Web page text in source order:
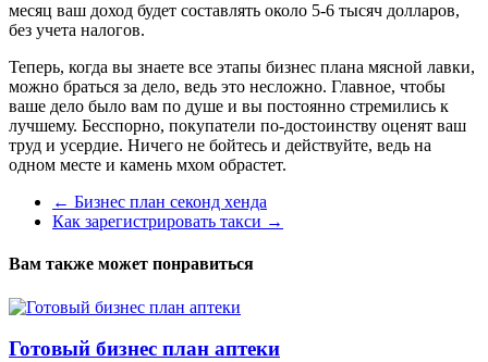
месяц ваш доход будет составлять около 5-6 тысяч долларов,
без учета налогов.
Теперь, когда вы знаете все этапы бизнес плана мясной лавки,
можно браться за дело, ведь это несложно. Главное, чтобы
ваше дело было вам по душе и вы постоянно стремились к
лучшему. Бесспорно, покупатели по-достоинству оценят ваш
труд и усердие. Ничего не бойтесь и действуйте, ведь на
одном месте и камень мхом обрастет.
← Бизнес план секонд хенда
Как зарегистрировать такси →
Вам также может понравиться
Готовый бизнес план аптеки